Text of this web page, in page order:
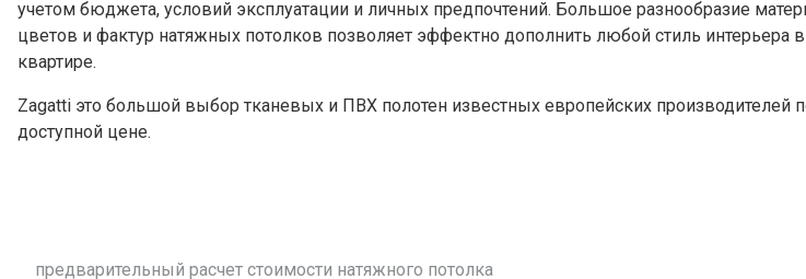
учетом бюджета, условий эксплуатации и личных предпочтений. Большое разнообразие
цветов и фактур натяжных потолков позволяет эффектно дополнить любой стиль интерьера в
квартире.
Zagatti это большой выбор тканевых и ПВХ полотен известных европейских производителей
доступной цене.
предварительный расчет стоимости натяжного потолка